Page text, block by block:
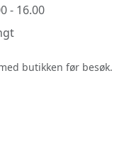
- 16.00
butikken før besøk.